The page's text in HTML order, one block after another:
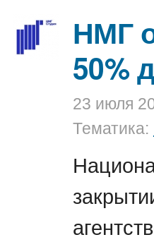
НМГ
50%
23 июля
Тематика: